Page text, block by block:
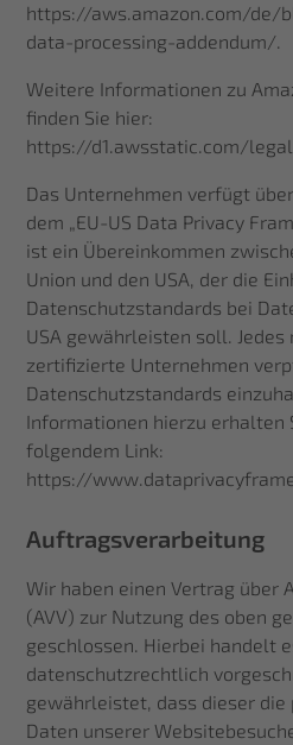
https://aws.amazon.com/de/
data-processing-addendum/.
Weitere Informationen zu
finden Sie hier:
https://d1.awsstatic.com/
Das Unternehmen verfügt
dem „EU-US Data Privacy
ist ein Übereinkommen
Union und den USA, der die
Datenschutzstandards bei
USA gewährleisten soll. Jedes
zertifizierte Unternehmen
Datenschutzstandards
Informationen hierzu erhalten
folgendem Link:
https://
Auftragsverarbeitung
Wir haben einen Vertrag über
(AVV) zur Nutzung des oben
geschlossen. Hierbei handelt
datenschutzrechtlich
gewährleistet, dass dieser die
Daten unserer